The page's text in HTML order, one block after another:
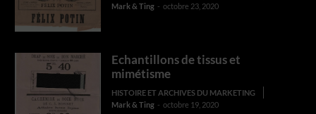
Mark & Ting - octobre 23, 2020
Echantillons de tissus et
mimétisme
HISTOIRE ET ARCHIVES DU MARKETING
Mark & Ting - octobre 19, 2020